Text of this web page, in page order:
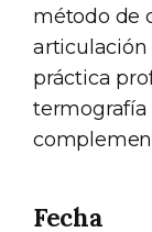
método de
articulación
práctica
termografía
Fecha